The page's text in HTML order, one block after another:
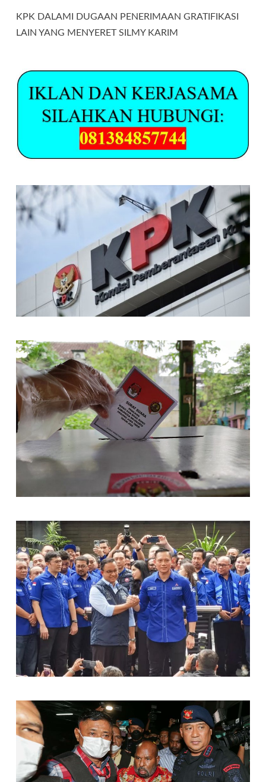
KPK DALAMI DUGAAN PENERIMAAN GRATIFIKASI
LAIN YANG MENYERET SILMY KARIM